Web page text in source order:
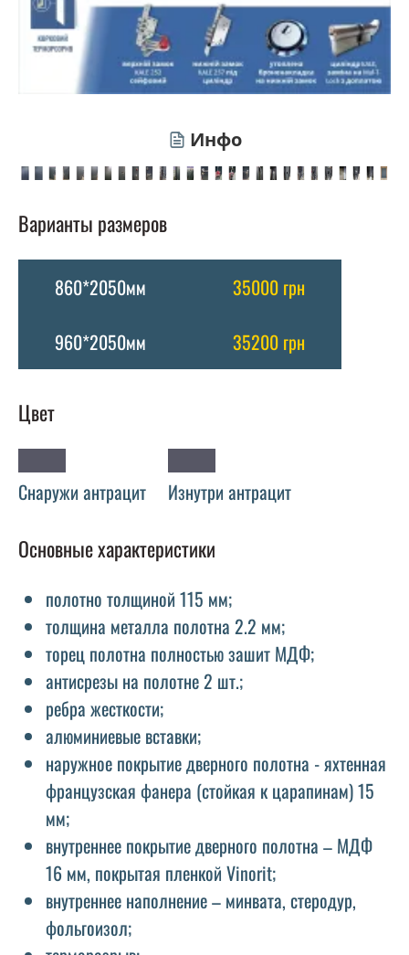
Инфо
Варианты размеров
860*2050мм
35000 грн
960*2050мм
35200 грн
Цвет
Снаружи антрацит Изнутри антрацит
Основные характеристики
полотно толщиной 115 мм;
толщина металла полотна 2.2 мм;
торец полотна полностью зашит МДФ;
антисрезы на полотне 2 шт.;
ребра жесткости;
алюминиевые вставки;
наружное покрытие дверного полотна - яхтенная
французская фанера (стойкая к царапинам) 15
мм;
внутреннее покрытие дверного полотна – МДФ
16 мм, покрытая пленкой Vinorit;
внутреннее наполнение – минвата, стеродур,
фольгоизол;